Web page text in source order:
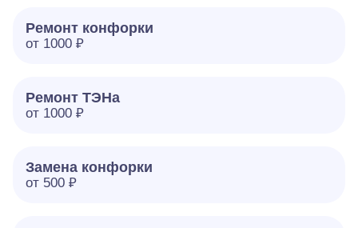
Ремонт конфорки
от 1000 ₽
Ремонт ТЭНа
от 1000 ₽
Замена конфорки
от 500 ₽